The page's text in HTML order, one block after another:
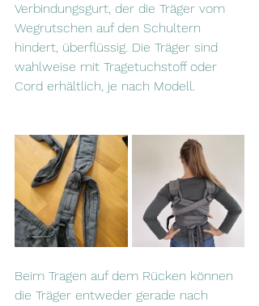
Verbindungsgurt, der die Träger vom
Wegrutschen auf den Schultern
hindert, überflüssig. Die Träger sind
wahlweise mit Tragetuchstoff oder
Cord erhältlich, je nach Modell.
Beim Tragen auf dem Rücken können
die Träger entweder gerade nach